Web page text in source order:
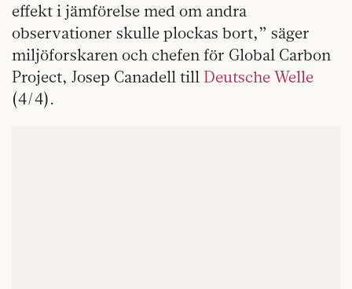
effekt i jämförelse med om andra
observationer skulle plockas bort,” säger
miljöforskaren och chefen för Global Carbon
Project, Josep Canadell till Deutsche Welle
(4/4).